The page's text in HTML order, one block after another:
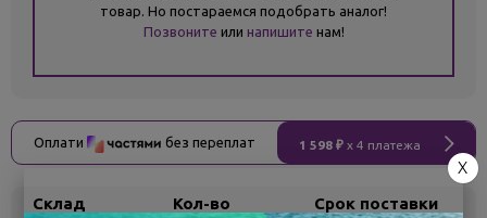
товар. Но постараемся подобрать аналог!
Позвоните или напишите нам!
Оплати без переплат 1 598 ₽ x 4 платежа
Склад Кол-во Срок поставки
X